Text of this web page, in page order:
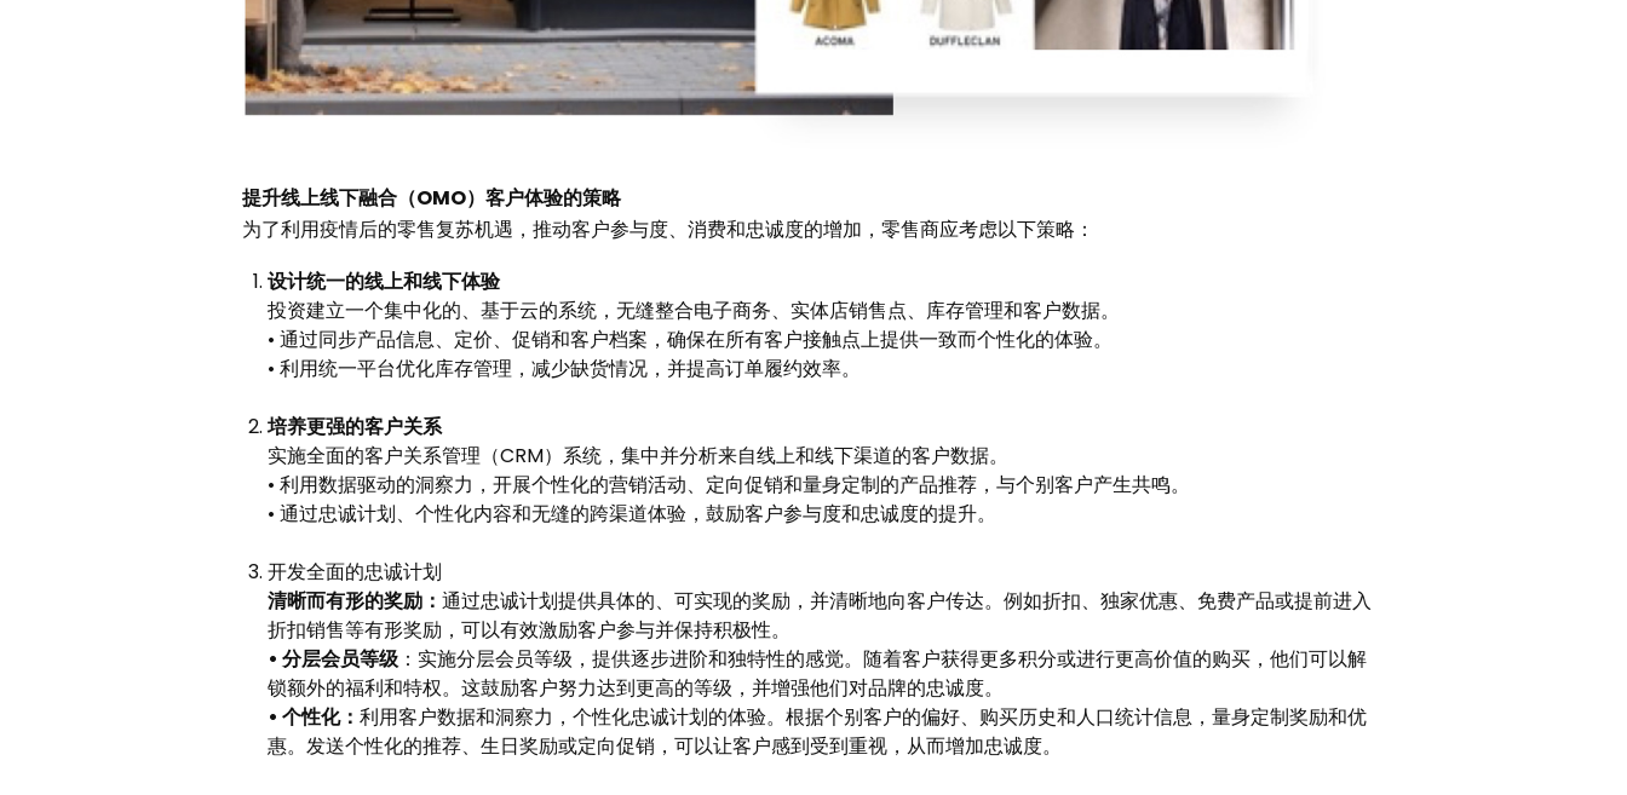
提升线上线下融合（OMO）客户体验的策略
为了利用疫情后的零售复苏机遇，推动客户参与度、消费和忠诚度的增加，零售商应考虑以下策略：
设计统一的线上和线下体验
投资建立一个集中化的、基于云的系统，无缝整合电子商务、实体店销售点、库存管理和客户数据。
• 通过同步产品信息、定价、促销和客户档案，确保在所有客户接触点上提供一致而个性化的体验。
• 利用统一平台优化库存管理，减少缺货情况，并提高订单履约效率。
培养更强的客户关系
实施全面的客户关系管理（CRM）系统，集中并分析来自线上和线下渠道的客户数据。
• 利用数据驱动的洞察力，开展个性化的营销活动、定向促销和量身定制的产品推荐，与个别客户产生共鸣。
• 通过忠诚计划、个性化内容和无缝的跨渠道体验，鼓励客户参与度和忠诚度的提升。
开发全面的忠诚计划
清晰而有形的奖励： 通过忠诚计划提供具体的、可实现的奖励，并清晰地向客户传达。例如折扣、独家优惠、免费产品或提前进入
折扣销售等有形奖励，可以有效激励客户参与并保持积极性。
• 分层会员等级：实施分层会员等级，提供逐步进阶和独特性的感觉。随着客户获得更多积分或进行更高价值的购买，他们可以解
锁额外的福利和特权。这鼓励客户努力达到更高的等级，并增强他们对品牌的忠诚度。
• 个性化： 利用客户数据和洞察力，个性化忠诚计划的体验。根据个别客户的偏好、购买历史和人口统计信息，量身定制奖励和优
惠。发送个性化的推荐、生日奖励或定向促销，可以让客户感到受到重视，从而增加忠诚度。